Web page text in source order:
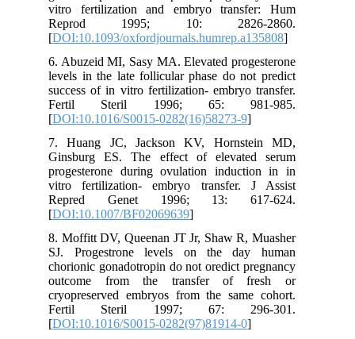
vitro fertilization and embryo transfer: Hum
Reprod 1995; 10: 2826-2860.
[DOI:10.1093/oxfordjournals.humrep.a135808
6. Abuzeid MI, Sasy MA. Elevated progesterone
levels in the late follicular phase do not predict
success of in vitro fertilization- embryo transfer.
Fertil Steril 1996; 65: 981-985.
[DOI:10.1016/S0015-0282(16)58273-9
7. Huang JC, Jackson KV, Hornstein MD,
Ginsburg ES. The effect of elevated serum
progesterone during ovulation induction in in
vitro fertilization- embryo transfer. J Assist
Repred Genet 1996; 13: 617-624.
[DOI:10.1007/BF02069639
8. Moffitt DV, Queenan JT Jr, Shaw R, Muasher
SJ. Progestrone levels on the day human
chorionic gonadotropin do not oredict pregnancy
outcome from the transfer of fresh or
cryopreserved embryos from the same cohort.
Fertil Steril 1997; 67: 296-301.
[DOI:10.1016/S0015-0282(97)81914-0